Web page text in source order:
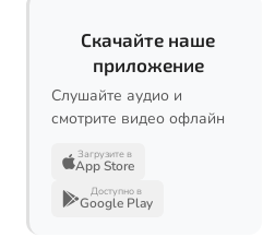
Скачайте наше
приложение
Слушайте аудио и
смотрите видео офлайн
Загрузите в
App Store
Доступно в
Google Play